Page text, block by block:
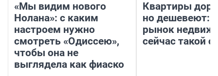
«Мы видим нового
Нолана»: с каким
настроем нужно
смотреть «Одиссею»,
чтобы она не
выглядела как фиаско
Квартиры
но дешевеют:
рынок
сейчас такой